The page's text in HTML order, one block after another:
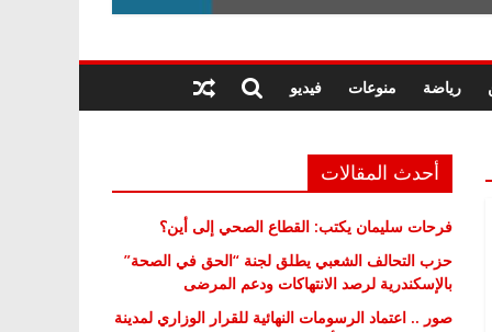
رياضة منوعات فيديو
أحدث المقالات
فرحات سليمان يكتب: القطاع الصحي إلى أين؟
حزب التحالف الشعبي يطلق لجنة “الحق في الصحة”
بالإسكندرية لرصد الانتهاكات ودعم المرضى
صور .. اعتماد الرسومات النهائية للقرار الوزاري لمدينة